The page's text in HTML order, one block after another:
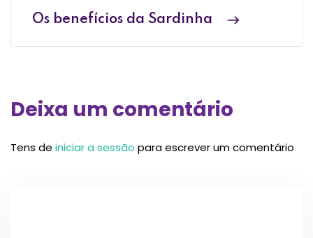
Os benefícios da Sardinha
Deixa um comentário
Tens de iniciar a sessão para escrever um comentário